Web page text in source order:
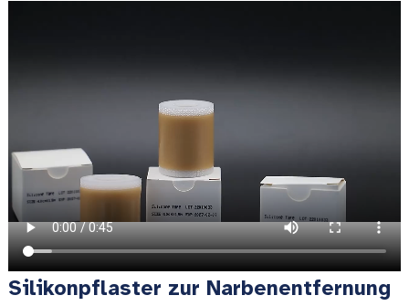
Silikonpflaster zur Narbenentfernung